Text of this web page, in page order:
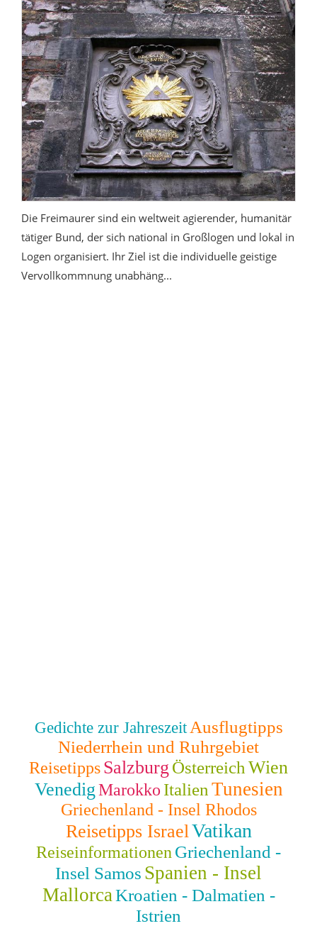
Die Freimaurer sind ein weltweit agierender, humanitär
tätiger Bund, der sich national in Großlogen und lokal in
Logen organisiert. Ihr Ziel ist die individuelle geistige
Vervollkommnung unabhäng...
Gedichte zur Jahreszeit Ausflugtipps
Niederrhein und Ruhrgebiet
ReisetippsSalzburg Österreich Wien
VenedigMarokko Italien Tunesien
Griechenland - Insel Rhodos
Reisetipps IsraelVatikan
Reiseinformationen Griechenland -
Insel Samos Spanien - Insel
Mallorca Kroatien - Dalmatien -
Istrien